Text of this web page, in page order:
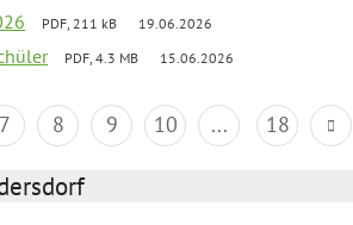
PDF, 211 kB 19.06.2026
PDF, 4.3 MB 15.06.2026
7 8 9 10 ... 18